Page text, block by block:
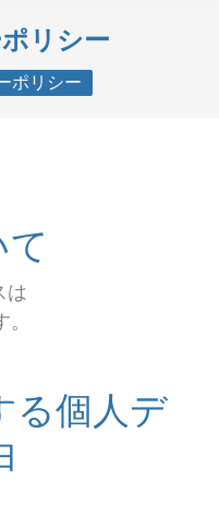
リシー
る：
ポリシー
は
る個人デ